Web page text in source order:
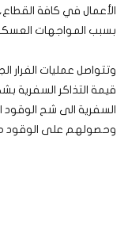
الأعمال في كافة
بسبب المواجهات
وتتواصل عمليات الفرار
قيمة التذاكر السفرية
السفرية الى شح الوقود
وحصولهم على الوقود